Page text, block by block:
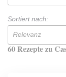
Sortiert nach:
Relevanz
60 Rezepte zu